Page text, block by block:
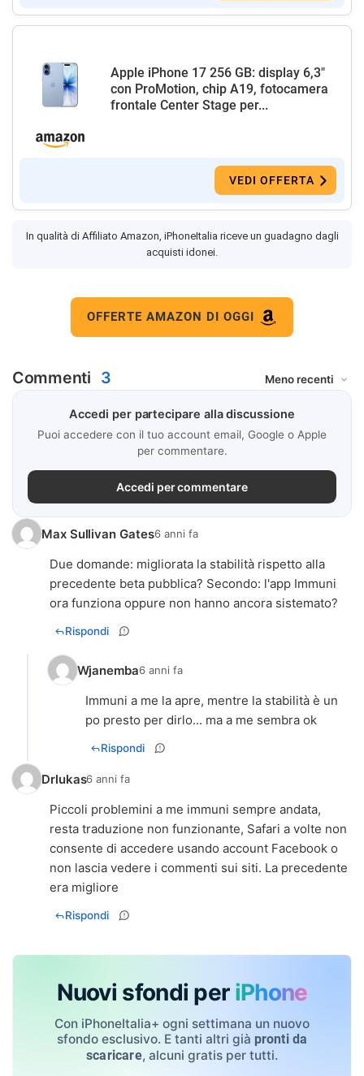
Apple iPhone 17 256 GB: display 6,3"
con ProMotion, chip A19, fotocamera
frontale Center Stage per...
VEDI OFFERTA
In qualità di Affiliato Amazon, iPhoneItalia riceve un guadagno dagli
acquisti idonei.
OFFERTE AMAZON DI OGGI
Commenti 3
Accedi per partecipare alla discussione
Puoi accedere con il tuo account email, Google o Apple
per commentare.
Accedi per commentare
Max Sullivan Gates6 anni fa
Due domande: migliorata la stabilità rispetto alla
precedente beta pubblica? Secondo: l'app Immuni
ora funziona oppure non hanno ancora sistemato?
Rispondi
Wjanemba6 anni fa
Immuni a me la apre, mentre la stabilità è un
po presto per dirlo... ma a me sembra ok
Rispondi
Drlukas6 anni fa
Piccoli problemini a me immuni sempre andata,
resta traduzione non funzionante, Safari a volte non
consente di accedere usando account Facebook o
non lascia vedere i commenti sui siti. La precedente
era migliore
Rispondi
Nuovi sfondi per iPhone
Con iPhoneItalia+ ogni settimana un nuovo
sfondo esclusivo. E tanti altri già pronti da
scaricare, alcuni gratis per tutti.